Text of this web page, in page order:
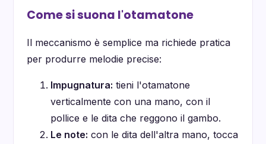
Come si suona l'otamatone
Il meccanismo è semplice ma richiede pratica
per produrre melodie precise:
Impugnatura: tieni l'otamatone
verticalmente con una mano, con il
pollice e le dita che reggono il gambo.
Le note: con le dita dell'altra mano, tocca